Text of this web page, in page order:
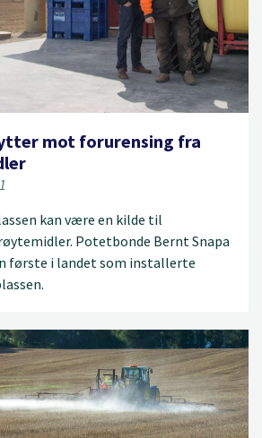
mot forurensing fra
kan være en kilde til
Potetbonde Bernt Snapa
første i landet som installerte